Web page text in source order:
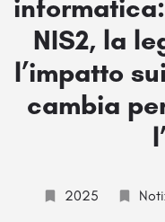
NIS2, la
l’impatto
cambia
2025